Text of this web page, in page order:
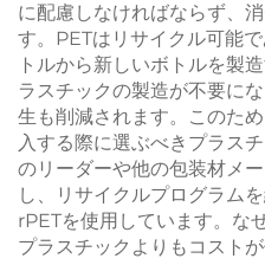
に配慮しなければならず、
す。PETはリサイクル可能
トルから新しいボトルを製
ラスチックの製造が不要に
生も削減されます。このた
入する際に選ぶべきプラス
のリーダーや他の包装材メ
し、リサイクルプログラム
rPETを使用しています。な
プラスチックよりもコストが